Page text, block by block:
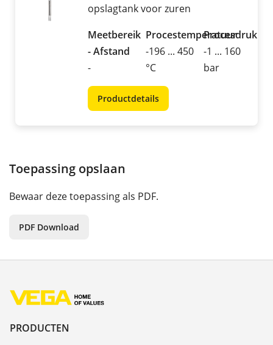
opslagtank voor zuren
Meetbereik
- Afstand
-
Procestemperatuur
-196 ... 450
°C
Procesdruk
-1 ... 160
bar
Productdetails
Toepassing opslaan
Bewaar deze toepassing als PDF.
PDF Download
PRODUCTEN